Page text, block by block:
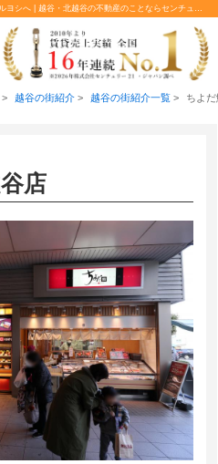
ちよだ鮨 北越谷店の周辺で賃貸をお探しならマルヨシへ | 越谷・北越谷の不動産のことならセンチュリー21マルヨシ
> 越谷の街紹介> 越谷の街紹介一覧> ちよ
店